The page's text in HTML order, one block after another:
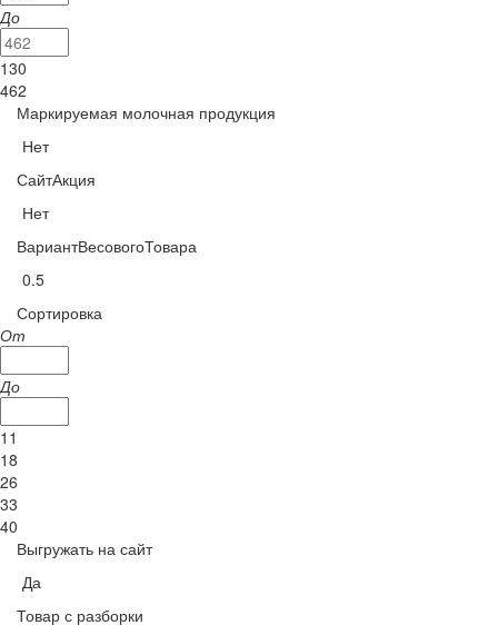
До
130
462
Маркируемая молочная продукция
Нет
СайтАкция
Нет
ВариантВесовогоТовара
0.5
Сортировка
От
До
11
18
26
33
40
Выгружать на сайт
Да
Товар с разборки